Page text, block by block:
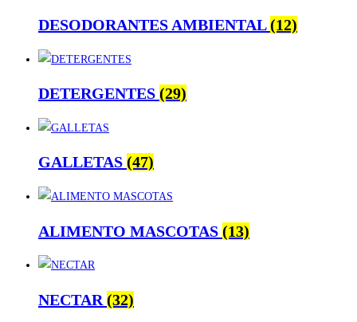
DESODORANTES AMBIENTAL(12)
DETERGENTES (29)
GALLETAS (47)
ALIMENTO MASCOTAS (13)
NECTAR (32)